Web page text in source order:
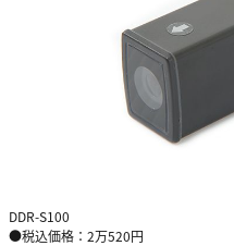
DDR-S100
●税込価格：2万520円